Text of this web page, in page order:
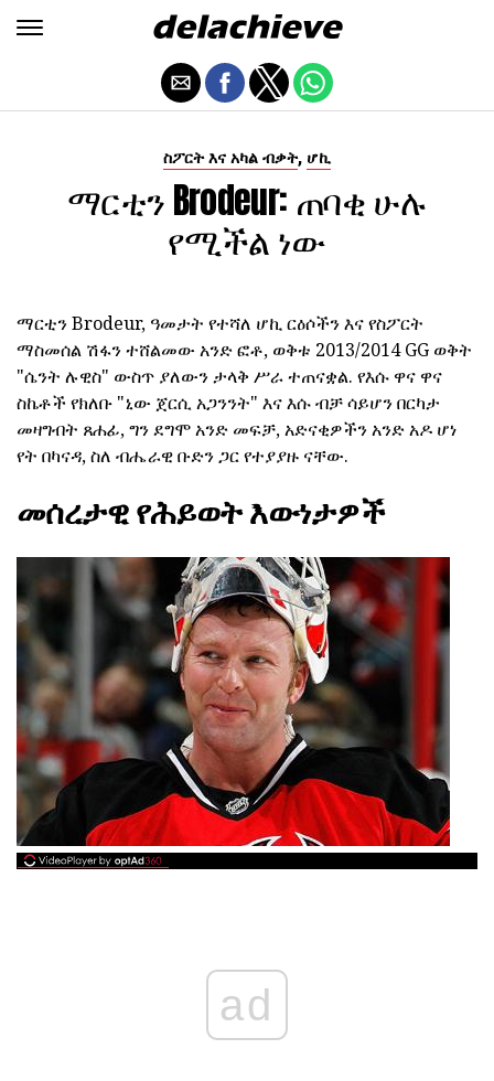
ስፖርት እና አካል ብቃት, ሆኪ
ማርቲን Brodeur: ጠባቂ ሁሉ
የሚችል ነው
ማርቲን Brodeur, ዓመታት የተሻለ ሆኪ ርዕሶችን እና የስፖርት
ማስመሰል ሽፋን ተሸልመው አንድ ፎቶ, ወቅቱ 2013/2014 GG ወቅት
"ሴንት ሉዊስ" ውስጥ ያለውን ታላቅ ሥራ ተጠናቋል. የእሱ ዋና ዋና
ስኬቶች የክለቡ "ኒው ጀርሲ አጋንንት" እና እሱ ብቻ ሳይሆን በርካታ
መዛግብት ጸሐፊ, ግን ደግሞ አንድ መፍቻ, አድናቂዎችን አንድ አዶ ሆነ
የት በካናዳ, ስለ ብሔራዊ ቡድን ጋር የተያያዙ ናቸው.
መሰረታዊ የሕይወት እውነታዎች
ad